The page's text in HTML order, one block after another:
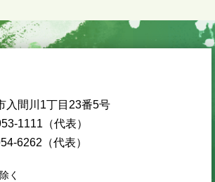
入間川1丁目23番5号
1111（代表）
6262（代表）
く